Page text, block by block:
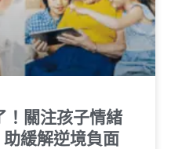
！關注孩子情緒
緩解逆境負面